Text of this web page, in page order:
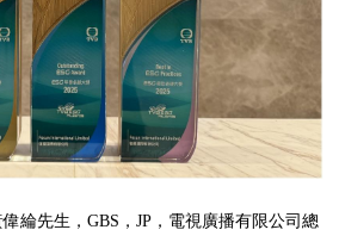
綸先生，GBS，JP，電視廣播有限公司總